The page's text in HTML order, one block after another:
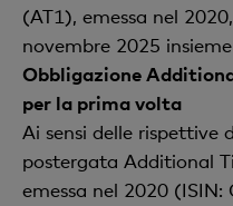
(AT1), emessa nel
novembre 2025
Obbligazione
per la prima volta
Ai sensi delle rispettive
postergata Additional
emessa nel 2020